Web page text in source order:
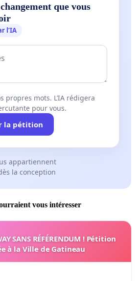
que vous
l’IA
propres mots. L’IA rédigera
pour vous.
la pétition
appartiennent
la conception
vous intéresser
SANS RÉFÉRENDUM ! Pétition
à la Ville de Gatineau